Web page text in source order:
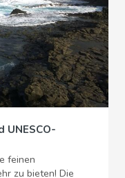
UNESCO-
feinen
zu bieten! Die